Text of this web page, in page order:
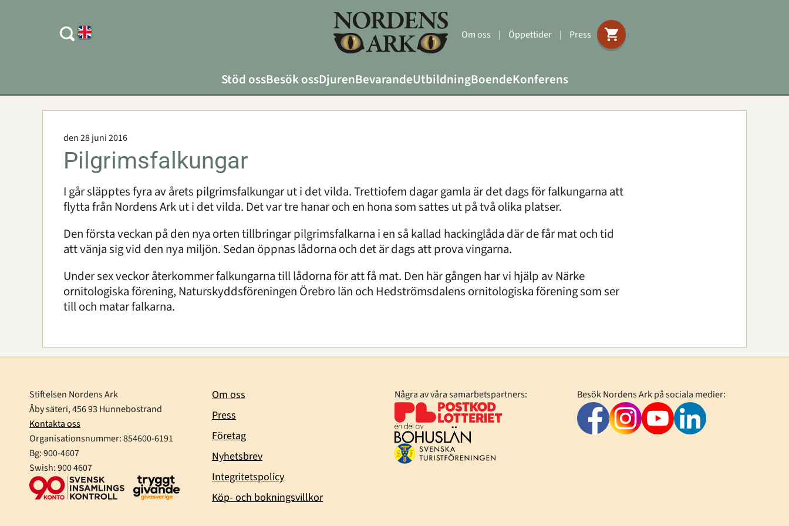
Om oss | Öppettider | Press
Stöd ossBesök ossDjurenBevarandeUtbildningBoendeKonferens
den 28 juni 2016
Pilgrimsfalkungar
I går släpptes fyra av årets pilgrimsfalkungar ut i det vilda.Trettiofem dagar gamla är det dags för falkungarna att
flytta från Nordens Ark ut i det vilda. Det var tre hanar och en hona som sattes ut på två olika platser.
Den första veckan på den nya orten tillbringar pilgrimsfalkarna i en så kallad hackinglåda där de får mat och tid
att vänja sig vid den nya miljön. Sedan öppnas lådorna och det är dags att prova vingarna.
Under sex veckor återkommer falkungarna till lådorna för att få mat. Den här gången har vi hjälp av Närke
ornitologiska förening, Naturskyddsföreningen Örebro län och Hedströmsdalens ornitologiska förening som ser
till och matar falkarna.
Stiftelsen Nordens Ark
Åby säteri, 456 93 Hunnebostrand
Kontakta oss
Organisationsnummer:854600-6191
Bg: 900-4607
Swish: 900 4607
Om oss
Press
Företag
Nyhetsbrev
Integritetspolicy
Köp- och bokningsvillkor
Några av våra samarbetspartners: Besök Nordens Ark på sociala medier: